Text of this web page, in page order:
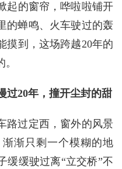
起的窗帘，哗啦啦铺开
蝉鸣、火车驶过的轰
摸到，这场跨越20年的
过20年，撞开尘封的甜
路过定西，窗外的风景
渐只剩一个模糊的地
缓缓驶过离“立交桥”不